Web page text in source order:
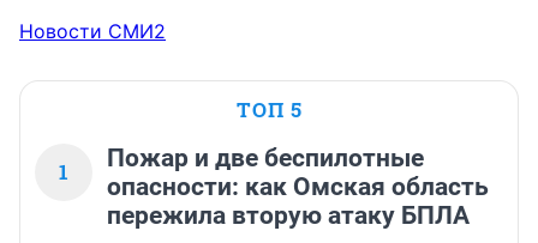
Новости СМИ2
ТОП 5
1
Пожар и две беспилотные
опасности: как Омская область
пережила вторую атаку БПЛА